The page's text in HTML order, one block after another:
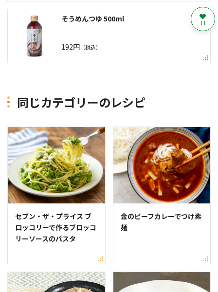
そうめんつゆ 500ml
192円 （税込）
11
同じカテゴリーのレシピ
セブン・ザ・プライス ブ
ロッコリーで作るブロッコ
リーソースのパスタ
金のビーフカレーでつけ素
麺